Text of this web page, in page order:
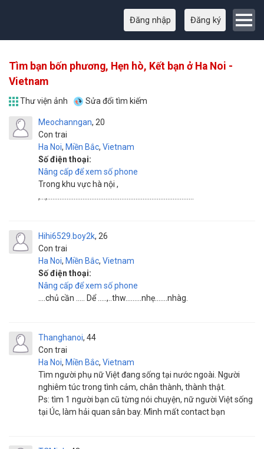
Đăng nhập Đăng ký
Tìm bạn bốn phương, Hẹn hò, Kết bạn ở Ha Noi -
Vietnam
Thư viện ảnh Sửa đổi tìm kiếm
Meochanngan
Con trai
20
Ha Noi, Miền Bắc, Vietnam
Số điện thoại:
Nâng cấp để xem số phone
Trong khu vực hà nội ,
,...,...................................................................................
Hihi6529.boy2k
Con trai
26
Ha Noi, Miền Bắc, Vietnam
Số điện thoại:
Nâng cấp để xem số phone
....chủ cần ..... Dể .....,..thw.........nhẹ.......nhàg.
Thanghanoi
Con trai
44
Ha Noi, Miền Bắc, Vietnam
Tìm người phụ nữ Việt đang sống tại nước ngoài. Người
nghiêm túc trong tình cảm, chân thành, thành thật.
Ps: tìm 1 người bạn cũ từng nói chuyện, nữ người Việt sống
tại Úc, làm hải quan sân bay. Mình mất contact bạn